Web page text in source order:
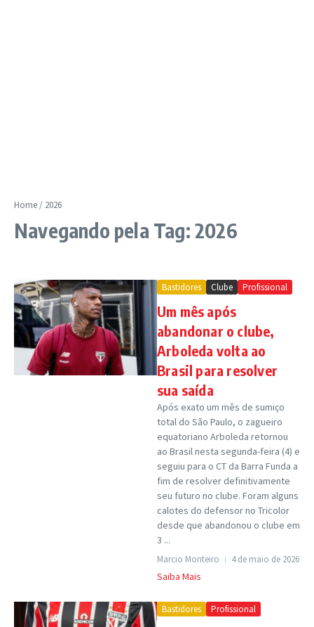
Home/ 2026
Navegando pela Tag: 2026
Bastidores Clube Profissional
Um mês após
abandonar o clube,
Arboleda volta ao
Brasil para resolver
sua saída
Após exato um mês de sumiço
total do São Paulo, o zagueiro
equatoriano Arboleda retornou
ao Brasil nesta segunda-feira (4) e
seguiu para o CT da Barra Funda a
fim de resolver definitivamente
seu futuro no clube. Foram alguns
calotes do defensor no Tricolor
desde que abandonou o clube em
3 ...
Marcio Monteiro 4 de maio de 2026
Saiba Mais
Bastidores Profissional